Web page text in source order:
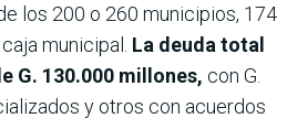
los 200 o 260 municipios, 174
municipal. La deuda total
G. 130.000 millones, con G.
y otros con acuerdos